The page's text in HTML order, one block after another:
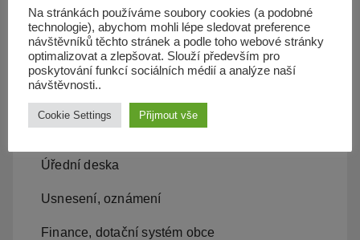
Občan server
Dopravní obslužnost
Obecní úřad
Kontakty, místní samospráva
Úřední deska
Usnesení, oznámení
Finance, dotační systém obce
Na stránkách používáme soubory cookies (a podobné
technologie), abychom mohli lépe sledovat preference
návštěvníků těchto stránek a podle toho webové stránky
optimalizovat a zlepšovat. Slouží především pro
poskytování funkcí sociálních médií a analýze naší
návštěvnosti..
Cookie Settings Přijmout vše